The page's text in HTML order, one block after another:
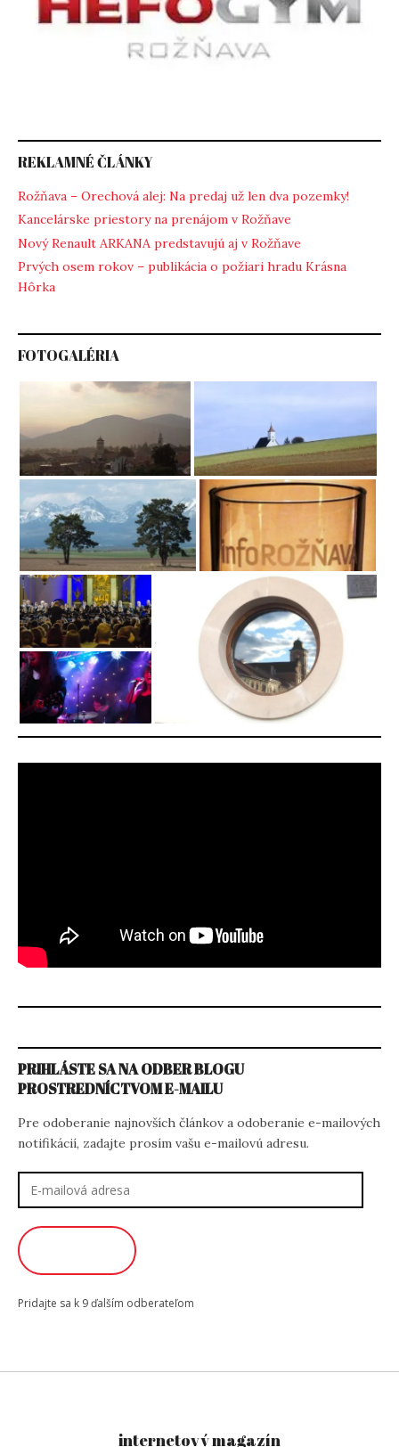
REKLAMNÉ ČLÁNKY
Rožňava – Orechová alej: Na predaj už len dva pozemky!
Kancelárske priestory na prenájom v Rožňave
Nový Renault ARKANA predstavujú aj v Rožňave
Prvých osem rokov – publikácia o požiari hradu Krásna
Hôrka
FOTOGALÉRIA
PRIHLÁSTE SA NA ODBER BLOGU
PROSTREDNÍCTVOM E-MAILU
Pre odoberanie najnovších článkov a odoberanie e-mailových
notifikácií, zadajte prosím vašu e-mailovú adresu.
adresa
Pridajte sa k 9 ďalším odberateľom
internetový magazín